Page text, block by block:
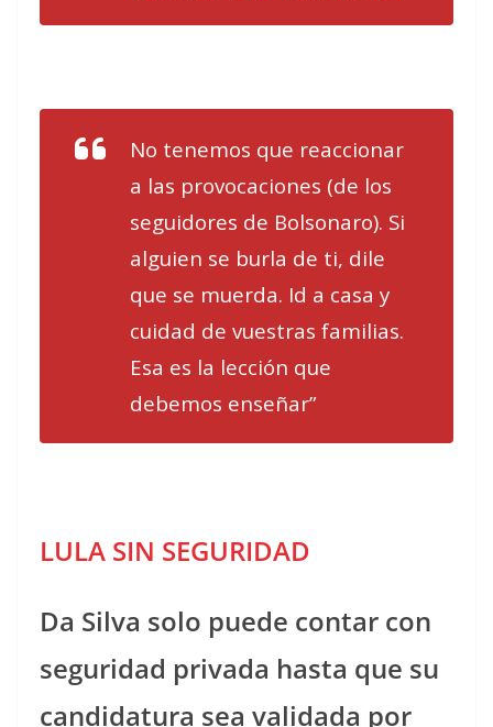
No tenemos que reaccionar
a las provocaciones (de los
seguidores de Bolsonaro). Si
alguien se burla de ti, dile
que se muerda. Id a casa y
cuidad de vuestras familias.
Esa es la lección que
debemos enseñar”
LULA SIN SEGURIDAD
Da Silva solo puede contar con
seguridad privada hasta que su
candidatura sea validada por